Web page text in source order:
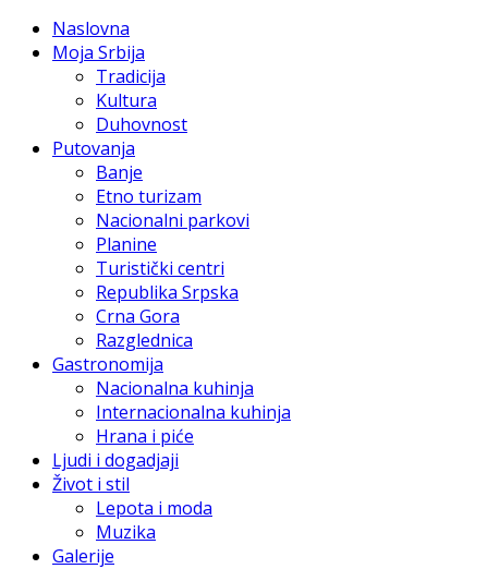
Naslovna
Moja Srbija
Tradicija
Kultura
Duhovnost
Putovanja
Banje
Etno turizam
Nacionalni parkovi
Planine
Turistički centri
Republika Srpska
Crna Gora
Razglednica
Gastronomija
Nacionalna kuhinja
Internacionalna kuhinja
Hrana i piće
Ljudi i dogadjaji
Život i stil
Lepota i moda
Muzika
Galerije